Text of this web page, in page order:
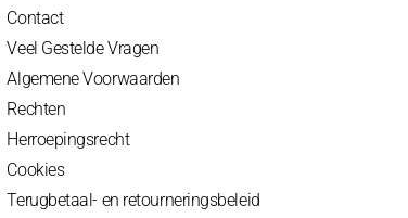
Contact
Veel Gestelde Vragen
Algemene Voorwaarden
Rechten
Herroepingsrecht
Cookies
Terugbetaal- en retourneringsbeleid